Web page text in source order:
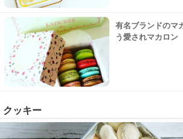
有名ブランドのマ
う愛されマカロン
クッキー